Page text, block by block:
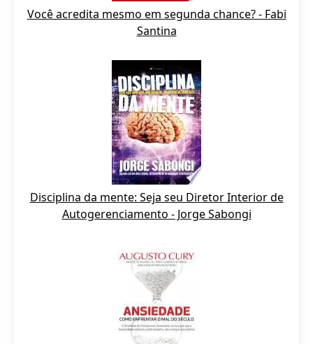
Você acredita mesmo em segunda chance? - Fabi
Santina
Disciplina da mente: Seja seu Diretor Interior de
Autogerenciamento - Jorge Sabongi